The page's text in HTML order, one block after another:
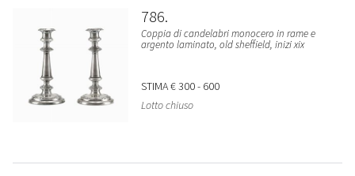
786
Coppia di candelabri monocero in rame e
argento laminato, old sheffield, inizi xix
STIMA€ 300 - 600
Lotto chiuso